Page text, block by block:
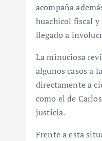
acompaña
huachicol fiscal y
llegado a
La minuciosa
algunos casos a
directamente a
como el de
justicia.
Frente a esta